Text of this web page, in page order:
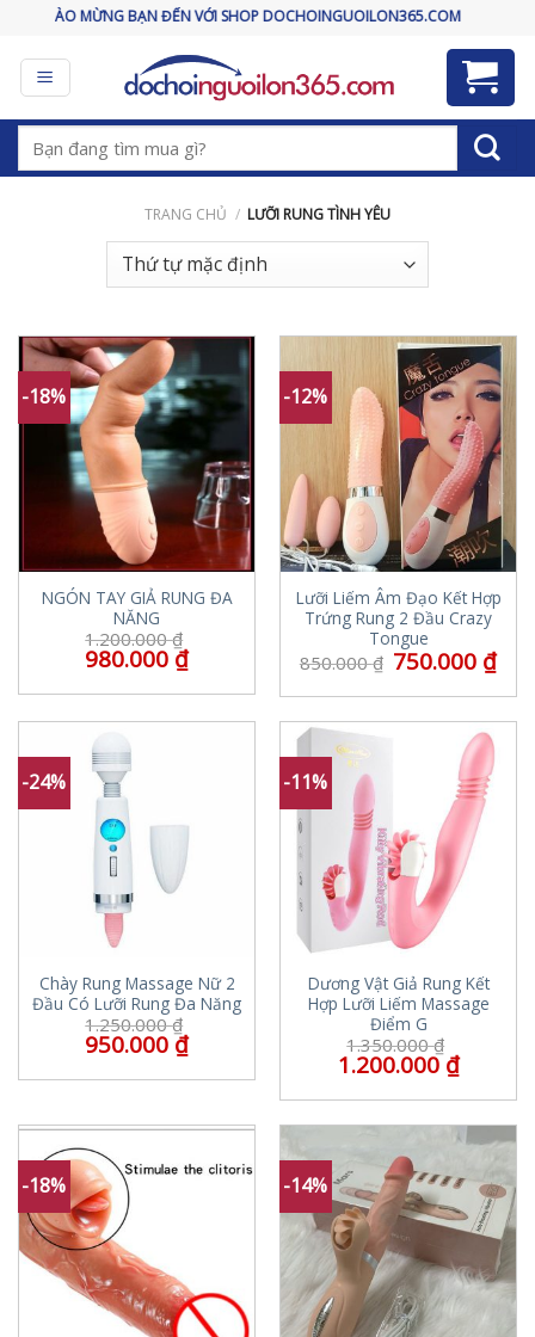
content
CHÀO MỪNG BẠN ĐẾN VỚI SHOP DOCHOINGUOILON365.COM
Tìm
kiếm:
TRANG CHỦ / LƯỠI RUNG TÌNH YÊU
-18%
NGÓN TAY GIẢ RUNG ĐA
NĂNG
1.200.000₫
980.000₫
-12%
Lưỡi Liếm Âm Đạo Kết Hợp
Trứng Rung 2 Đầu Crazy
Tongue
850.000₫ 750.000 ₫
-24%
Chày Rung Massage Nữ 2
Đầu Có Lưỡi Rung Đa Năng
1.250.000₫
950.000₫
-11%
Dương Vật Giả Rung Kết
Hợp Lưỡi Liếm Massage
Điểm G
1.350.000₫
1.200.000₫
-18% -14%